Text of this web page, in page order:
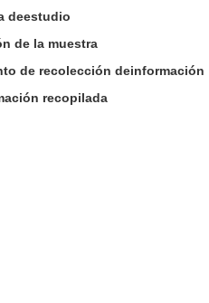
deestudio
de la muestra
de recolección deinformación
recopilada